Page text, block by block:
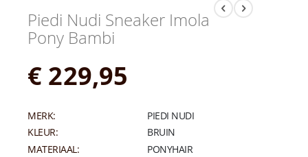
Piedi Nudi Sneaker Imola
Pony Bambi
€ 229,95
MERK:
PIEDI NUDI
KLEUR:
BRUIN
MATERIAAL:
PONYHAIR